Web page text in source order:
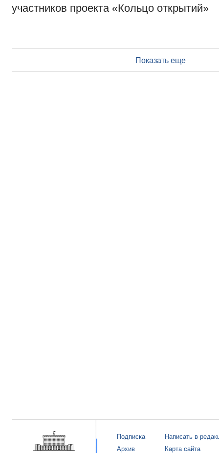
участников проекта «Кольцо открытий»
Показать еще
Подписка
Архив
Написать в
Карта сайта